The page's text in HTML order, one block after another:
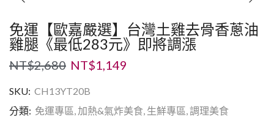
免運【歐嘉嚴選】台灣土雞去骨香蔥油
雞腿《最低283元》即將調漲
NT$2,680 NT$1,149
SKU: CH13YT20B
分類: 免運專區 加熱&氣炸美食 生鮮專區 調理美食